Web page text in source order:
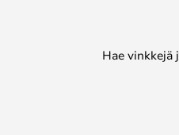
Hae